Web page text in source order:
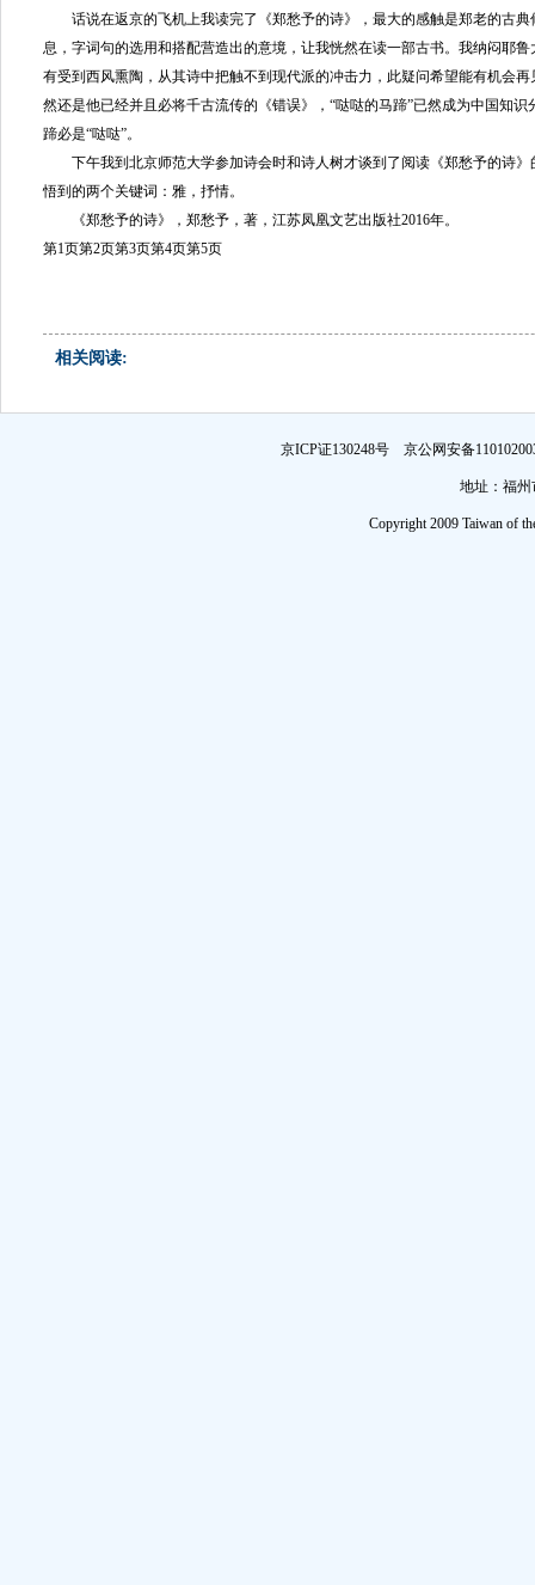
话说在返京的飞机上我读完了《郑愁予的诗》，最大的感触是郑老的古典
息，字词句的选用和搭配营造出的意境，让我恍然在读一部古书。我纳闷耶
有受到西风熏陶，从其诗中把触不到现代派的冲击力，此疑问希望能有机会
然还是他已经并且必将千古流传的《错误》，“哒哒的马蹄”已然成为中国知
蹄必是“哒哒”。
下午我到北京师范大学参加诗会时和诗人树才谈到了阅读《郑愁予的诗》
悟到的两个关键词：雅，抒情。
《郑愁予的诗》，郑愁予，著，江苏凤凰文艺出版社2016年。
第1页第2页第3页第4页第5页
相关阅读:
京ICP证130248号 京公网安备
地址：福州
Copyright 2009 Taiwan of